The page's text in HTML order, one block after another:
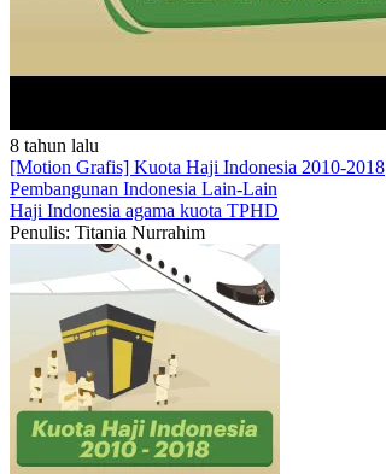
8 tahun lalu
[Motion Grafis] Kuota Haji Indonesia 2010-2018
Pembangunan Indonesia Lain-Lain
Haji Indonesia agama kuota TPHD
Penulis: Titania Nurrahim